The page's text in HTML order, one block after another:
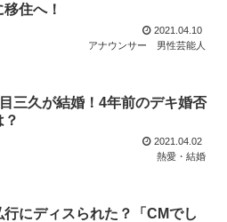
住へ！
2021.04.10
アナウンサー
男性芸能人
三久が結婚！4年前のデキ婚否
2021.04.02
熱愛・結婚
にディスられた？「CMでし